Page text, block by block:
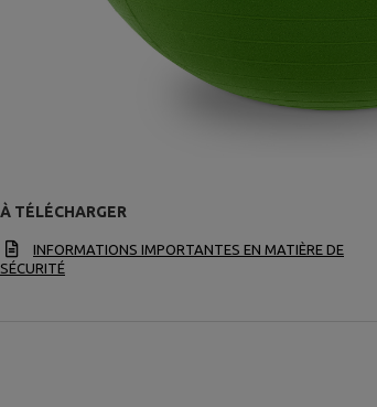
À TÉLÉCHARGER
INFORMATIONS IMPORTANTES EN MATIÈRE DE
SÉCURITÉ